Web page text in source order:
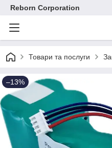
Reborn Corporation
Товари та послуги
–13%